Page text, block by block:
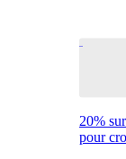
20%
pour